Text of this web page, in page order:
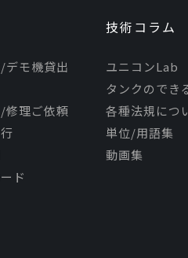
デモ機貸出
修理ご依頼
ド
技術コラム
ユニコンLab
タンクのでき
各種法規につ
単位/用語集
動画集